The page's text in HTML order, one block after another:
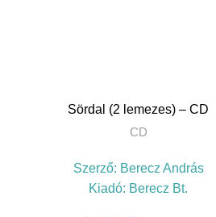
TOVÁBB
Sördal (2 lemezes) – CD
CD
Szerző: Berecz András
Kiadó: Berecz Bt.